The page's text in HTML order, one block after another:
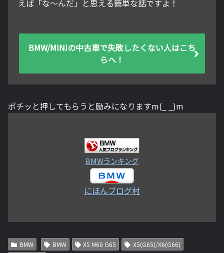
えば「な～んだ」と思える簡単な話ですよ！
BMW/MINIの中古車で失敗したくない人はこち
らへ！
ポチッと押してもらうと励みになりますm(_ _)m
BMWランキング
にほんブログ村
BMW BMW X5 M60 G65
X5(G65)/X6(G66)